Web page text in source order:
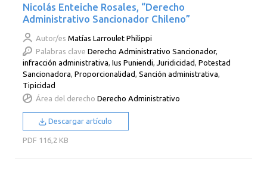
Nicolás Enteiche Rosales, “Derecho
Administrativo Sancionador Chileno”
Autor/es Matías Larroulet Philippi
Palabras clave Derecho Administrativo Sancionador,
infracción administrativa,Ius Puniendi,Juridicidad,Potestad
Sancionadora,Proporcionalidad,Sanción administrativa,
Tipicidad
Área del derecho Derecho Administrativo
Descargar artículo
PDF 116,2 KB